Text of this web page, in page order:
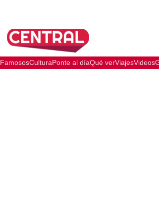
FamososCulturaPonte al díaQué verViajesVideos